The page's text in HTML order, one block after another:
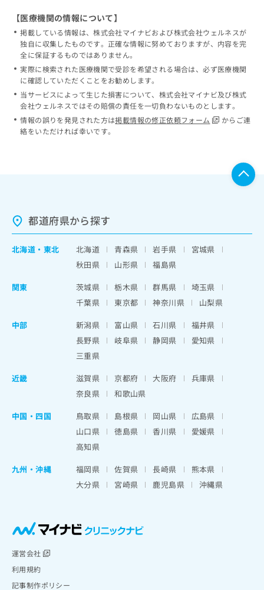
【医療機関の情報について】
掲載している情報は、株式会社マイナビおよび株式会社ウェルネスが
独自に収集したものです。正確な情報に努めておりますが、内容を完
全に保証するものではありません。
実際に検索された医療機関で受診を希望される場合は、必ず医療機関
に確認していただくことをお勧めします。
当サービスによって生じた損害について、株式会社マイナビ及び株式
会社ウェルネスではその賠償の責任を一切負わないものとします。
情報の誤りを発見された方は掲載情報の修正依頼フォーム
からご連
絡をいただければ幸いです。
都道府県から探す
北海道 ・ 東北 北海道 青森県 岩手県
宮城県
秋田県
山形県
福島県
関東
茨城県 栃木県 群馬県
埼玉県
千葉県
東京都 神奈川県
山梨県
中部
新潟県 富山県 石川県
福井県
長野県
岐阜県 静岡県
愛知県
三重県
近畿
滋賀県 京都府 大阪府
兵庫県
奈良県
和歌山県
中国・四国
鳥取県 島根県 岡山県
広島県
山口県
徳島県 香川県
愛媛県
高知県
九州・沖縄
福岡県 佐賀県 長崎県
熊本県
大分県
宮崎県 鹿児島県 沖縄県
運営会社
利用規約
記事制作ポリシー